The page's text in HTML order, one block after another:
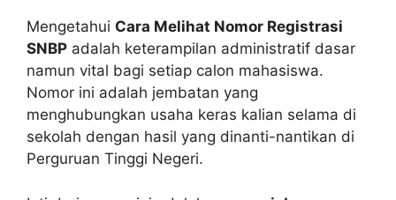
Mengetahui Cara Melihat Nomor Registrasi
SNBP adalah keterampilan administratif dasar
namun vital bagi setiap calon mahasiswa.
Nomor ini adalah jembatan yang
menghubungkan usaha keras kalian selama di
sekolah dengan hasil yang dinanti-nantikan di
Perguruan Tinggi Negeri.